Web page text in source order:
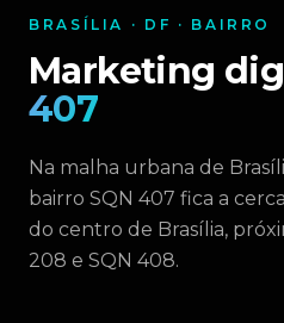
BRASÍLIA · DF · BAIRRO
Marketing
407
Na malha urbana de
bairro SQN 407 fica a
do centro de Brasília,
208 e SQN 408.